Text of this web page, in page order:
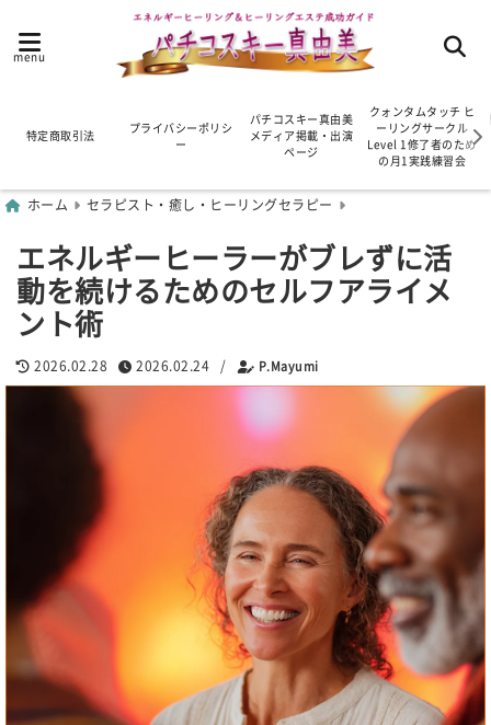
menu
特定商取引法
プライバシーポリシ
ー
パチコスキー真由美
メディア掲載・出演
ページ
クォンタムタッチ ヒ
ーリングサークル
Level 1修了者のため
の月1実践練習会
ホーム セラピスト・癒し・ヒーリングセラピー
エネルギーヒーラーがブレずに活
動を続けるためのセルフアライメ
ント術
2026.02.28 2026.02.24 / P.Mayumi